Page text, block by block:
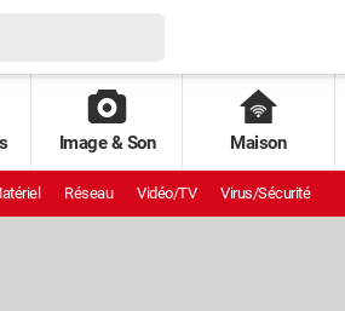
Image & Son Maison
Réseau Vidéo/TV Virus/Sécurité